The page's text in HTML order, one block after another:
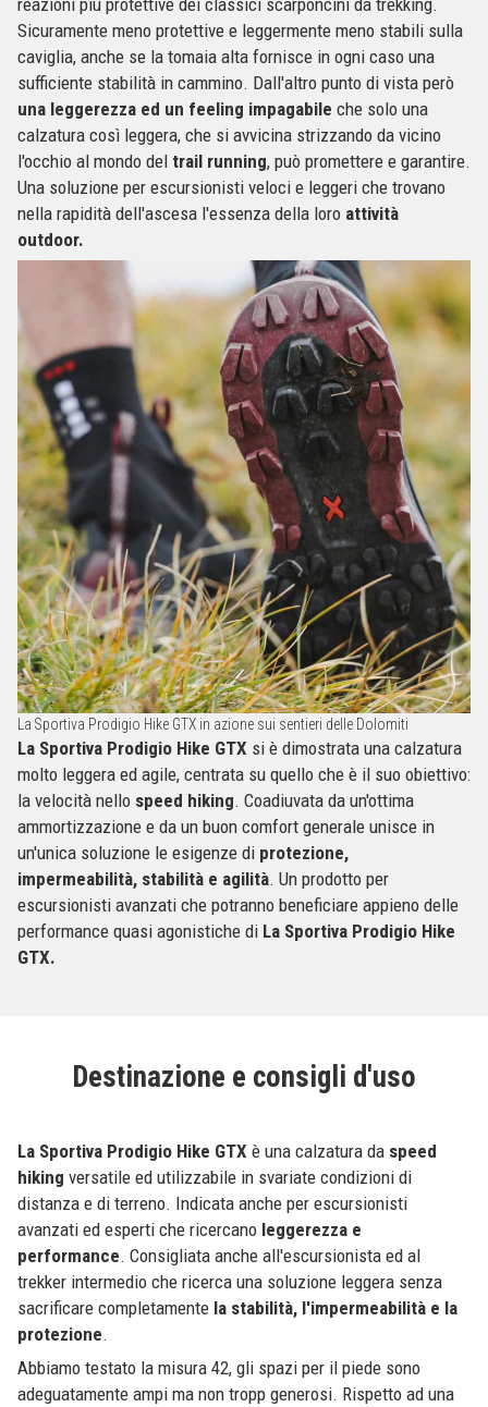
reazioni più protettive dei classici scarponcini da trekking.
Sicuramente meno protettive e leggermente meno stabili sulla
caviglia, anche se la tomaia alta fornisce in ogni caso una
sufficiente stabilità in cammino. Dall'altro punto di vista però
una leggerezza ed un feeling impagabile che solo una
calzatura così leggera, che si avvicina strizzando da vicino
l'occhio al mondo del trail running, può promettere e garantire.
Una soluzione per escursionisti veloci e leggeri che trovano
nella rapidità dell'ascesa l'essenza della loro attività
outdoor.
La Sportiva Prodigio Hike GTX in azione sui sentieri delle Dolomiti
La Sportiva Prodigio Hike GTX si è dimostrata una calzatura
molto leggera ed agile, centrata su quello che è il suo obiettivo:
la velocità nello speed hiking. Coadiuvata da un'ottima
ammortizzazione e da un buon comfort generale unisce in
un'unica soluzione le esigenze di protezione,
impermeabilità, stabilità e agilità. Un prodotto per
escursionisti avanzati che potranno beneficiare appieno delle
performance quasi agonistiche di La Sportiva Prodigio Hike
GTX.
Destinazione e consigli d'uso
La Sportiva Prodigio Hike GTX è una calzatura da speed
hiking versatile ed utilizzabile in svariate condizioni di
distanza e di terreno. Indicata anche per escursionisti
avanzati ed esperti che ricercano leggerezza e
performance. Consigliata anche all'escursionista ed al
trekker intermedio che ricerca una soluzione leggera senza
sacrificare completamente la stabilità, l'impermeabilità e la
protezione.
Abbiamo testato la misura 42, gli spazi per il piede sono
adeguatamente ampi ma non tropp generosi. Rispetto ad una